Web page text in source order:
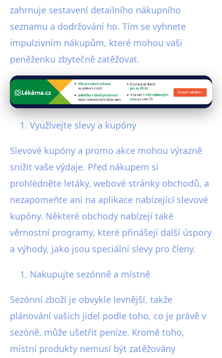
zahrnuje sestavení detailního nákupního
seznamu a dodržování ho. Tím se vyhnete
impulzivním nákupům, které mohou vaši
peněženku zbytečně zatěžovat.
Využívejte slevy a kupóny
Slevové kupóny a promo akce mohou výrazně
snížit vaše výdaje. Před nákupem si
prohlédněte letáky, webové stránky obchodů, a
nezapomeňte ani na aplikace nabízející slevové
kupóny. Některé obchody nabízejí také
věrnostní programy, které přinášejí další úspory
a výhody, jako jsou speciální slevy pro členy.
Nakupujte sezónně a místně
Sezónní zboží je obvykle levnější, takže
plánování vašich jídel podle toho, co je právě v
sezóně, může ušetřit peníze. Kromě toho,
místní produkty nemusí být zatěžovány